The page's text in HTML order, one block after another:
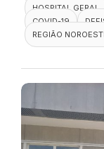
HOSPITAL GERAL
COVID-19
REGIÃO